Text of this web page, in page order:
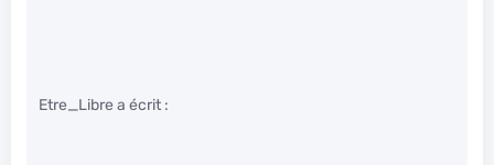
Etre_Libre a écrit :